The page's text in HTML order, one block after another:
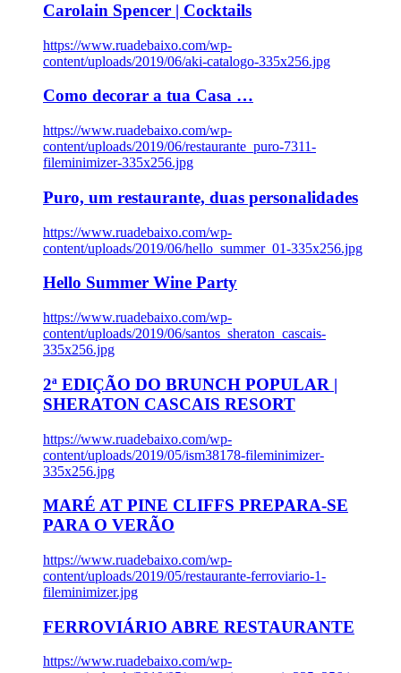
Carolain Spencer | Cocktails
https://www.ruadebaixo.com/wp-
content/uploads/2019/06/aki-catalogo-335x256.jpg
Como decorar a tua Casa …
https://www.ruadebaixo.com/wp-
content/uploads/2019/06/restaurante_puro-7311-
fileminimizer-335x256.jpg
Puro, um restaurante, duas personalidades
https://www.ruadebaixo.com/wp-
content/uploads/2019/06/hello_summer_01-335x256.jpg
Hello Summer Wine Party
https://www.ruadebaixo.com/wp-
content/uploads/2019/06/santos_sheraton_cascais-
335x256.jpg
2ª EDIÇÃO DO BRUNCH POPULAR |
SHERATON CASCAIS RESORT
https://www.ruadebaixo.com/wp-
content/uploads/2019/05/ism38178-fileminimizer-
335x256.jpg
MARÉ AT PINE CLIFFS PREPARA-SE
PARA O VERÃO
https://www.ruadebaixo.com/wp-
content/uploads/2019/05/restaurante-ferroviario-1-
fileminimizer.jpg
FERROVIÁRIO ABRE RESTAURANTE
https://www.ruadebaixo.com/wp-